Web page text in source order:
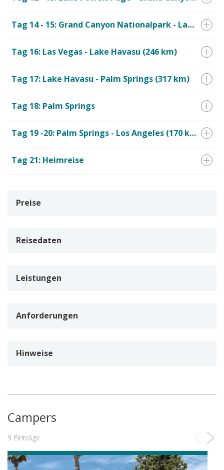
Tag 14 - 15: Grand Canyon Nationalpark - Las Vegas (450 km)
Tag 16: Las Vegas - Lake Havasu (246 km)
Tag 17: Lake Havasu - Palm Springs (317 km)
Tag 18: Palm Springs
Tag 19 -20: Palm Springs - Los Angeles (170 km)
Tag 21: Heimreise
Preise
Reisedaten
Leistungen
Anforderungen
Hinweise
Campers
9 Einträge